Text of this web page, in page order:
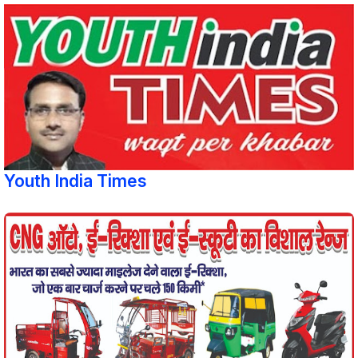
Youth India Times